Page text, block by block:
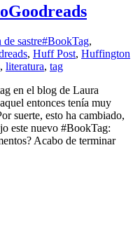
de sastre#BookTag,
, Huff Post, Huffington
, literatura, tag
en el blog de Laura
entonces tenía muy
suerte, esto ha cambiado,
este nuevo #BookTag:
Acabo de terminar